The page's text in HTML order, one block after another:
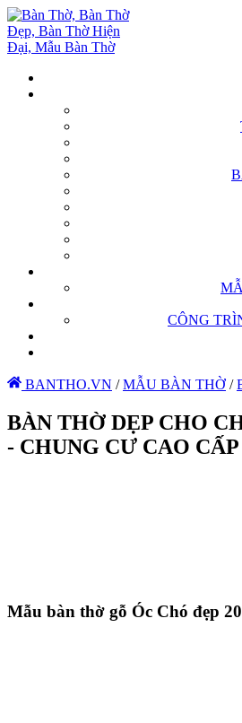
CÔNG
BANTHO.VN / MẪU BÀN THỜ /
BÀN THỜ DẸP CHO
- CHUNG CƯ CAO
Mẫu bàn thờ gỗ Óc Chó đẹp